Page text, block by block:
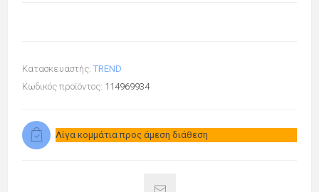
Κατασκευαστής: TREND
Κωδικός προϊόντος: 114969934
Λίγα κομμάτια προς άμεση διάθεση